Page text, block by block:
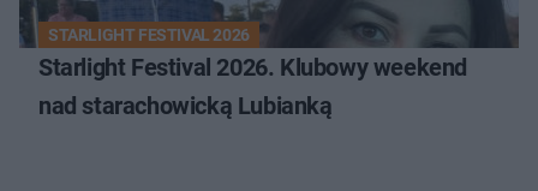
STARLIGHT FESTIVAL 2026
Starlight Festival 2026. Klubowy weekend
nad starachowicką Lubianką